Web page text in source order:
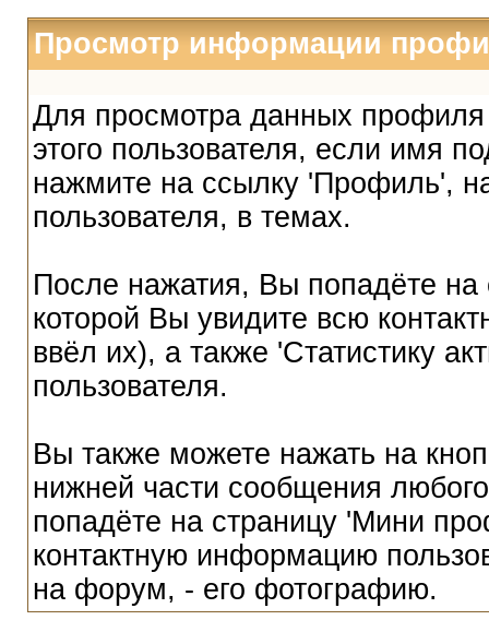
Просмотр информации
Для просмотра данных
этого пользователя, если имя
нажмите на ссылку 'Профиль',
пользователя, в темах.
После нажатия, Вы попадёте на
которой Вы увидите всю
ввёл их), а также 'Статистику
пользователя.
Вы также можете нажать на
нижней части сообщения
попадёте на страницу 'Мини
контактную информацию
на форум, - его фотографию.